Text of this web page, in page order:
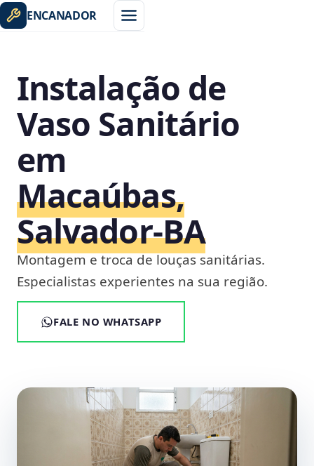
ENCANADOR
Instalação de
Vaso Sanitário
em
Macaúbas,
Salvador‑BA
Montagem e troca de louças sanitárias.
Especialistas experientes na sua região.
FALE NO WHATSAPP